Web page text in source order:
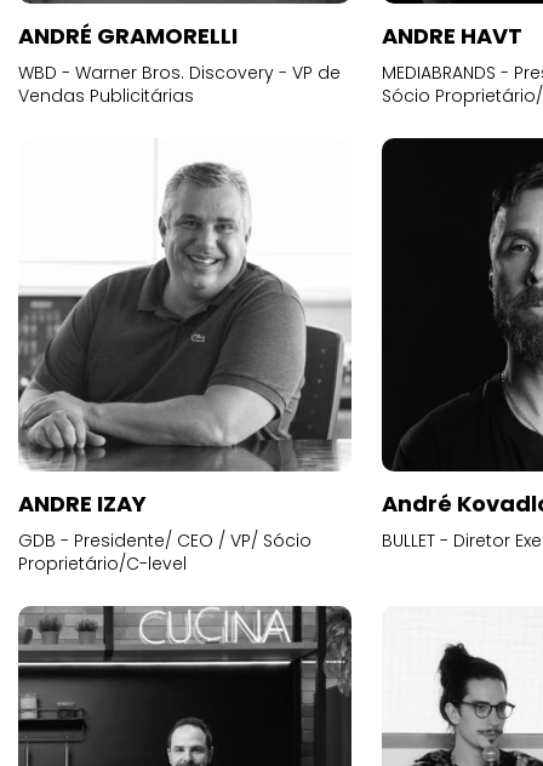
ANDRÉ GRAMORELLI
WBD - Warner Bros. Discovery - VP de
Vendas Publicitárias
ANDRE HAVT
MEDIABRANDS -
Sócio
ANDRE IZAY
GDB - Presidente/ CEO / VP/ Sócio
Proprietário/C-level
André
BULLET - Diretor